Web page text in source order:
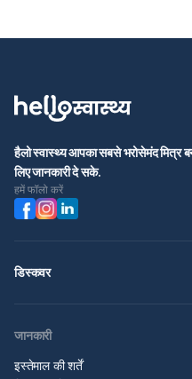
हैलो स्वास्थ्य आपका सबसे भरोसेमंद मित्र
लिए जानकारी दे सके.
हमें फॉलो करें
डिस्कवर
जानकारी
इस्तेमाल की शर्तें